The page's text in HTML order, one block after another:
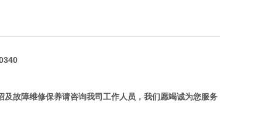
故障维修保养请咨询我司工作人员，我们愿竭诚为您服务